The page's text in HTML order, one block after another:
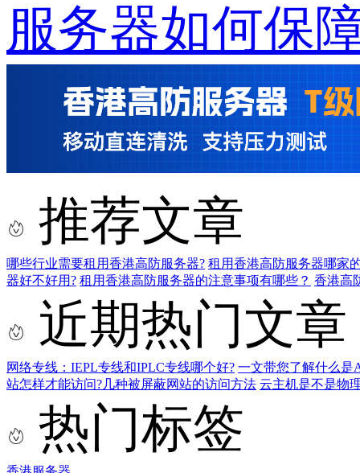
服务器如何保
推荐文章
哪些行业需要租用香港高防服务器? 租用香港高防服务器哪家
器好不好用? 租用香港高防服务器的注意事项有哪些？ 香港高
近期热门文章
网络专线：IEPL专线和IPLC专线哪个好? 一文带您了解什么是
站怎样才能访问?几种被屏蔽网站的访问方法 云主机是不是物
热门标签